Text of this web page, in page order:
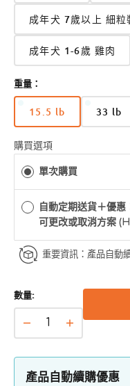
成年犬 7歲以上 細粒
成年犬 1-6歲 雞肉
重量：
15.5 lb
版
已
完
或
無
法
用
33 lb
版
或
無
法
用
購買選項
單次購買
自動定期送貨＋優
可更改或取消方案
重要資訊：產品自動
數量:
Hill&#39;s
Science
Diet
日
Hill&#39;s
Science
Diet
日
產品自動續購優惠